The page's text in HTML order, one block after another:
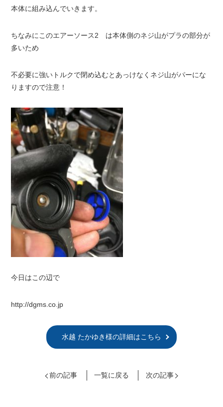
本体に組み込んでいきます。
ちなみにこのエアーソース2 は本体側のネジ山がプラの部分が
多いため
不必要に強いトルクで閉め込むとあっけなくネジ山がパーにな
りますので注意！
今日はこの辺で
http://dgms.co.jp
水越 たかゆき様の詳細はこちら
前の記事 一覧に戻る 次の記事